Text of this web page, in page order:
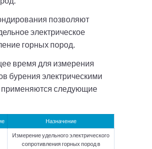
позволяют
электрическое
горных пород.
время для измерения
бурения электрическими
следующие
Назначение
Измерение удельного электрического
сопротивления горных пород в